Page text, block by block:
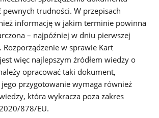
pewnych trudności. W przepisach
informację w jakim terminie powinna
– najpóźniej w dniu pierwszej
w sprawie Kart
więc najlepszym źródłem wiedzy o
opracować taki dokument,
przygotowanie wymaga również
która wykracza poza zakres
878/EU.